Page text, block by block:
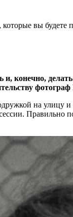
вы будете
и, конечно,
на улицу